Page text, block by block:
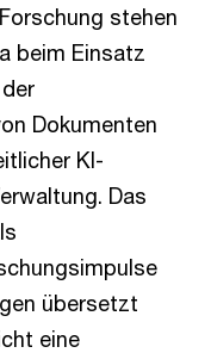
stehen
beim Einsatz
Dokumenten
KI-
Das
übersetzt
eine